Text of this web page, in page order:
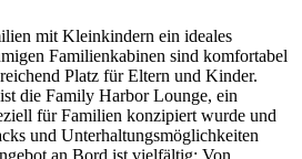
mit Kleinkindern ein ideales
Familienkabinen sind komfortabel
Platz für Eltern und Kinder.
die Family Harbor Lounge, ein
für Familien konzipiert wurde und
und Unterhaltungsmöglichkeiten
an Bord ist vielfältig: Von